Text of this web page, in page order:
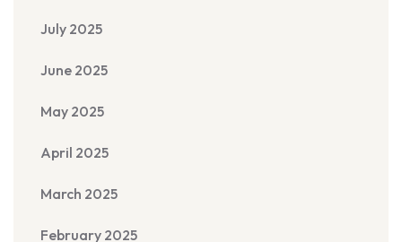
July 2025
June 2025
May 2025
April 2025
March 2025
February 2025